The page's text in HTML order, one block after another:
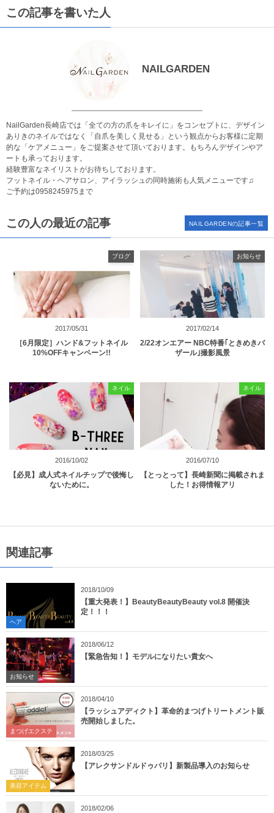
この記事を書いた人
NAILGARDEN
NailGarden長崎店では「全ての方の爪をキレイに」をコンセプトに、デザイン
ありきのネイルではなく「自爪を美しく見せる」という観点からお客様に定期
的な「ケアメニュー」をご提案させて頂いております。もちろんデザインやア
ートも承っております。
経験豊富なネイリストがお待ちしております。
フットネイル・ヘアサロン、アイラッシュの同時施術も人気メニューです♫
ご予約は0958245975 まで
この人の最近の記事
2017/05/31
ブログ
［6月限定］ハンド&フットネイル
10%OFFキャンペーン!!
2017/02/14
お知らせ
2/22オンエアー NBC特番｢ときめきバ
ザール｣撮影風景
2016/10/02
ネイル
【必見】成人式ネイルチップで後悔し
ないために。
2016/07/10
ネイル
【とっとって】長崎新聞に掲載されま
した！お得情報アリ
NAILGARDENの記事一覧
関連記事
2018/10/09
ヘア
【重大発表！】BeautyBeautyBeauty vol.8 開催決
定！！！
2018/06/12
お知らせ
【緊急告知！】モデルになりたい貴女へ
2018/04/10
まつげエクステ
【ラッシュアディクト】革命的まつげトリートメント販
売開始しました。
2018/03/25
美容アイテム
【アレクサンドルドゥパリ】新製品導入のお知らせ
2018/02/06